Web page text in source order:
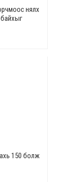
нялх
байхыг
150 болж